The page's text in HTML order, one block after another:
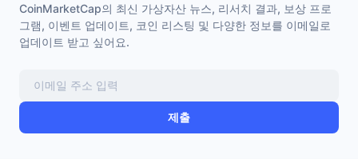
테크
NFT
MACD
청산
용어집
에어드롭
다이아몬드 리워드
CoinMarketCap의 최신 가상자산 뉴스, 리서치 결과, 보상 프로
그램, 이벤트 업데이트, 코인 리스팅 및 다양한 정보를 이메일로
업데이트 받고 싶어요.
제출